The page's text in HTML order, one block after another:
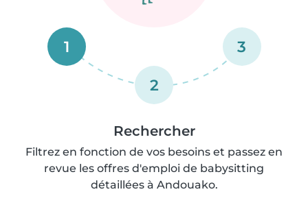
1
2
3
Rechercher
Filtrez en fonction de vos besoins et passez en
revue les offres d'emploi de babysitting
détaillées à Andouako.